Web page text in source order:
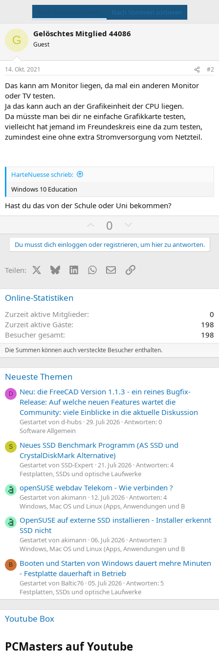
Nach Stimmen sortieren
G Gelöschtes Mitglied 44086
Guest
14. Okt. 2021 #2
Das kann am Monitor liegen, da mal ein anderen Monitor
oder TV testen.
Ja das kann auch an der Grafikeinheit der CPU liegen.
Da müsste man bei dir ne einfache Grafikkarte testen,
vielleicht hat jemand im Freundeskreis eine da zum testen,
zumindest eine ohne extra Stromversorgung vom Netzteil.
HarteNuesse schrieb:
Windows 10 Education
Hast du das von der Schule oder Uni bekommen?
o
s
v
i
m
m
0
e
g
t
v
i
m
m
Du musst dich einloggen oder registrieren, um hier zu antworten.
Teilen: X (Twitter)
BlueskyLinkedInWhatsApp
E-MailLink
Online-Statistiken
Zurzeit aktive Mitglieder
0
Zurzeit aktive Gäste
198
Besucher gesamt
198
Die Summen können auch versteckte Besucher enthalten.
Neueste Themen
D
Neu: die FreeCAD Version 1.1.3 - ein reines Bugfix-
Release: Auf welche neuen Features wartet die
Community: viele Einblicke in die aktuelle Diskussion
Gestartet von d-hubs 29. Juli 2026 Antworten: 0
Software Allgemein
S
Neues SSD Benchmark Programm (AS SSD und
CrystalDiskMark Alternative)
Gestartet von SSD-Expert 21. Juli 2026 Antworten: 4
Festplatten, SSDs und optische Laufwerke
openSUSE webdav Telekom - Wie verbinden ?
Gestartet von akimann 12. Juli 2026 Antworten: 4
Windows, Mac OS und Linux (Apps, Anwendungen und B
OpenSUSE auf externe SSD installieren - Installer erkennt
SSD nicht
Gestartet von akimann 06. Juli 2026 Antworten: 3
Windows, Mac OS und Linux (Apps, Anwendungen und B
B
Booten und Starten von Windows dauert mehre Minuten
- Festplatte dauerhaft in Betrieb
Gestartet von Baltic76 05. Juli 2026 Antworten: 5
Festplatten, SSDs und optische Laufwerke
Youtube Box
PCMasters auf Youtube